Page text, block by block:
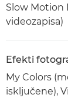
Slow Motion
videozapisa)
Efekti
My Colors
isključene),